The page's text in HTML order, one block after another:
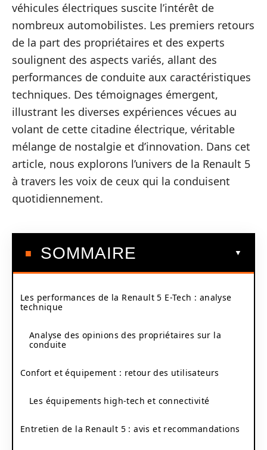
véhicules électriques suscite l’intérêt de
nombreux automobilistes. Les premiers retours
de la part des propriétaires et des experts
soulignent des aspects variés, allant des
performances de conduite aux caractéristiques
techniques. Des témoignages émergent,
illustrant les diverses expériences vécues au
volant de cette citadine électrique, véritable
mélange de nostalgie et d’innovation. Dans cet
article, nous explorons l’univers de la Renault 5
à travers les voix de ceux qui la conduisent
quotidiennement.
SOMMAIRE
Les performances de la Renault 5 E-Tech : analyse
technique
Analyse des opinions des propriétaires sur la
conduite
Confort et équipement : retour des utilisateurs
Les équipements high-tech et connectivité
Entretien de la Renault 5 : avis et recommandations